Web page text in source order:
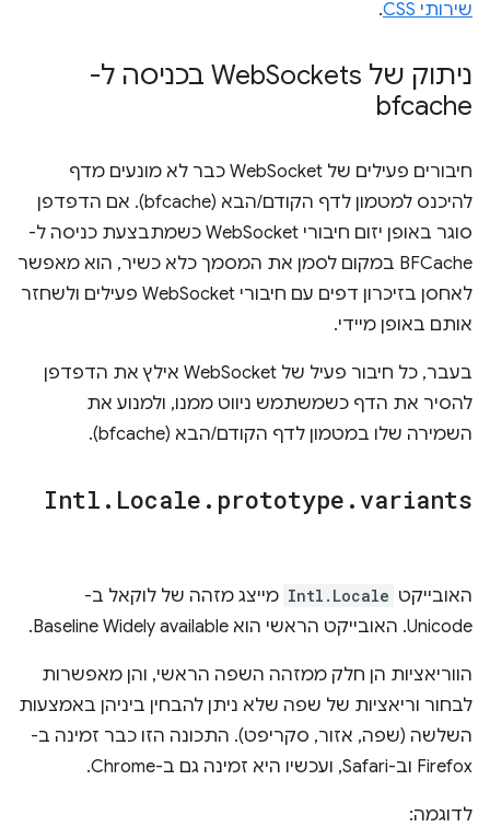
שירותי CSS .
ניתוק של Web
Sockets בכניסה ל-
bfcache
חיבורים פעילים של WebSocket כבר לא מונעים מדף
להיכנס למטמון לדף הקודם/הבא (bfcache). אם הדפדפן
סוגר באופן יזום חיבורי WebSocket כשמתבצעת כניסה ל-
BFCache במקום לסמן את המסמך כלא כשיר, הוא מאפשר
לאחסן בזיכרון דפים עם חיבורי WebSocket פעילים ולשחזר
אותם באופן מיידי.
בעבר, כל חיבור פעיל של WebSocket אילץ את הדפדפן
להסיר את הדף כשמשתמש ניווט ממנו, ולמנוע את
השמירה שלו במטמון לדף הקודם/הבא (bfcache).
Intl . Locale . prototype . variants
האובייקט Intl.Locale מייצג מזהה של לוקאל ב-
Unicode. האובייקט הראשי הוא Baseline Widely available.
הווריאציות הן חלק ממזהה השפה הראשי, והן מאפשרות
לבחור וריאציות של שפה שלא ניתן להבחין ביניהן באמצעות
השלשה (שפה, אזור, סקריפט). התכונה הזו כבר זמינה ב-
Firefox וב-Safari, ועכשיו היא זמינה גם ב-Chrome.
לדוגמה: